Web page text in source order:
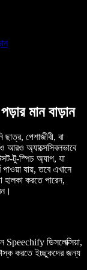
মান বাড়ান
পেশাজীবী, বা
আরও অ্যাক্সেসিবলভাবে
টু-স্পিচ অ্যাপ, যা
যায়, তবে এখানে
হালকা করতে পারেন,
ডিসলেক্সিয়া,
করতে ইচ্ছুকদের জন্য